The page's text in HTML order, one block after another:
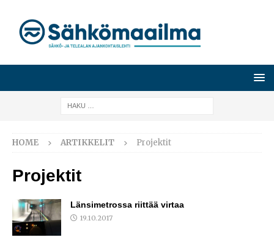
HOME ARTIKKELIT Projektit
Projektit
Länsimetrossa riittää virtaa
19.10.2017